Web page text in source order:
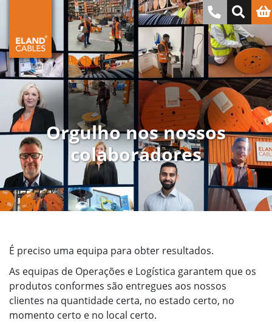
Orgulho nos nossos
colaboradores
É preciso uma equipa para obter resultados.
As equipas de Operações e Logística garantem que os
produtos conformes são entregues aos nossos
clientes na quantidade certa, no estado certo, no
momento certo e no local certo.